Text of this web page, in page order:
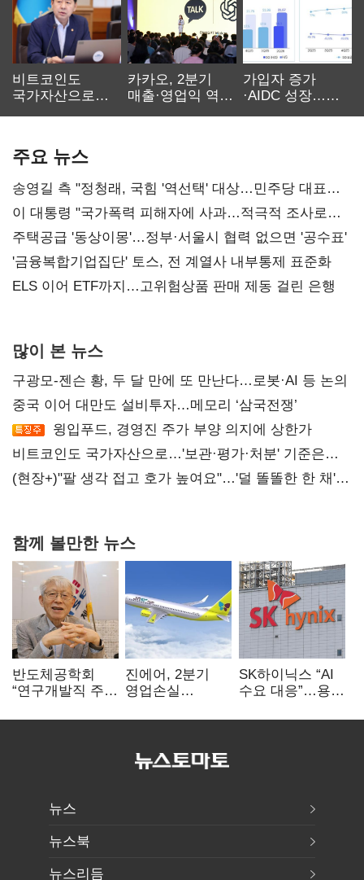
비트코인도
국가자산으로…'
카카오, 2분기
매출·영업익 역대
가입자 증가
·AIDC 성장…
주요 뉴스
송영길 측 "정청래, 국힘 '역선택' 대상…민주당 대표로
총선 지휘 못해"
이 대통령 "국가폭력 피해자에 사과…적극적 조사로
진실 밝혀야"
주택공급 '동상이몽'…정부·서울시 협력 없으면 '공수표'
'금융복합기업집단' 토스, 전 계열사 내부통제 표준화
ELS 이어 ETF까지…고위험상품 판매 제동 걸린 은행
많이 본 뉴스
구광모-젠슨 황, 두 달 만에 또 만난다…로봇·AI 등 논의
중국 이어 대만도 설비투자…메모리 ‘삼국전쟁’
윙입푸드, 경영진 주가 부양 의지에 상한가
비트코인도 국가자산으로…'보관·평가·처분' 기준은
숙제
(현장+)"팔 생각 접고 호가 높여요"…'덜 똘똘한 한 채'
함께 볼만한 뉴스
반도체공학회
“연구개발직 주
개선해야”
진에어, 2분기
영업손실
상승 여파
SK하이닉스 “AI
수요 대응”…용인
투자
뉴스
뉴스북
뉴스리듬